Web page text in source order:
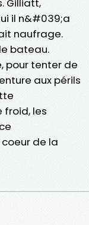
Gilliatt,
il n&#039;a
naufrage.
bateau.
pour tenter de
aux périls
froid, les
de la